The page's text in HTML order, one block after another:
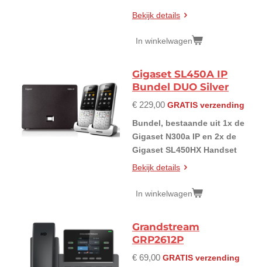
Bekijk details
In winkelwagen
Gigaset SL450A IP
Bundel DUO Silver
€ 229,00 GRATIS verzending
Bundel, bestaande uit 1x de
Gigaset N300a IP en 2x de
Gigaset SL450HX Handset
Bekijk details
In winkelwagen
Grandstream
GRP2612P
€ 69,00 GRATIS verzending